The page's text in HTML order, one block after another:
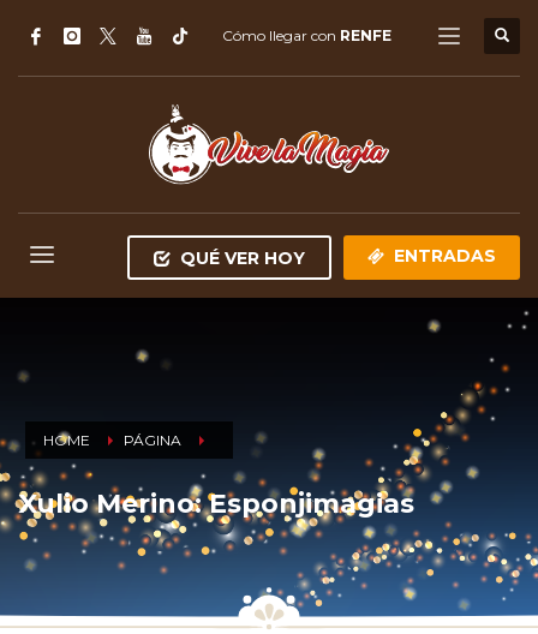
Cómo llegar con RENFE
QUÉ VER HOY ENTRADAS
HOME PÁGINA
Xulio Merino: Esponjimagias